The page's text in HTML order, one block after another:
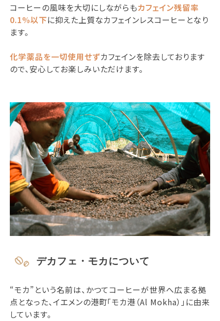
コーヒーの風味を大切にしながらもカフェイン残留率
0.1%以下に抑えた上質なカフェインレスコーヒーとなり
ます。
化学薬品を一切使用せずカフェインを除去しております
ので、安心してお楽しみいただけます。
デカフェ・モカについて
“モカ”という名前は、かつてコーヒーが世界へ広まる拠
点となった、イエメンの港町「モカ港（Al Mokha）」に由来
しています。